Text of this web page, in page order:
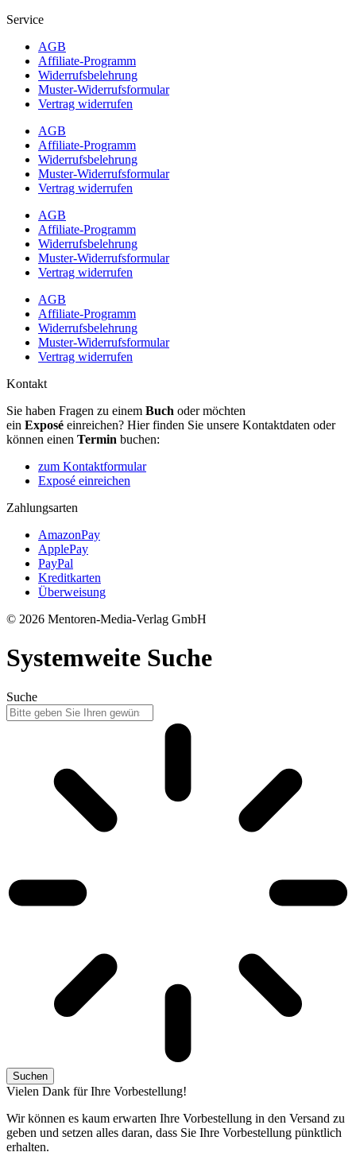
Service
AGB
Affiliate-Programm
Widerrufsbelehrung
Muster-Widerrufsformular
Vertrag widerrufen
AGB
Affiliate-Programm
Widerrufsbelehrung
Muster-Widerrufsformular
Vertrag widerrufen
AGB
Affiliate-Programm
Widerrufsbelehrung
Muster-Widerrufsformular
Vertrag widerrufen
AGB
Affiliate-Programm
Widerrufsbelehrung
Muster-Widerrufsformular
Vertrag widerrufen
Kontakt
Sie haben Fragen zu einem Buch oder möchten
ein Exposé einreichen? Hier finden Sie unsere Kontaktdaten oder
können einen Termin buchen:
zum Kontaktformular
Exposé einreichen
Zahlungsarten
AmazonPay
ApplePay
PayPal
Kreditkarten
Überweisung
© 2026 Mentoren-Media-Verlag GmbH
Systemweite Suche
Suche
Suchen
Vielen Dank für Ihre Vorbestellung!
Wir können es kaum erwarten Ihre Vorbestellung in den Versand zu
geben und setzen alles daran, dass Sie Ihre Vorbestellung pünktlich
erhalten.